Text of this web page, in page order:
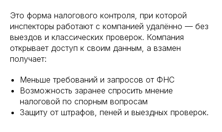
Это форма налогового контроля, при которой
инспекторы работают с компанией удалённо — без
выездов и классических проверок. Компания
открывает доступ к своим данным, а взамен
получает:
Меньше требований и запросов от ФНС
Возможность заранее спросить мнение
налоговой по спорным вопросам
Защиту от штрафов, пеней и выездных проверок.